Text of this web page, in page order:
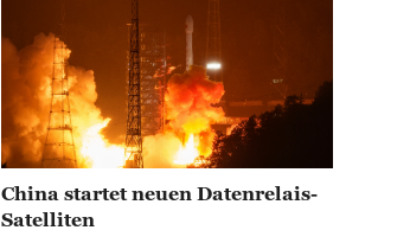
China startet neuen Datenrelais-
Satelliten